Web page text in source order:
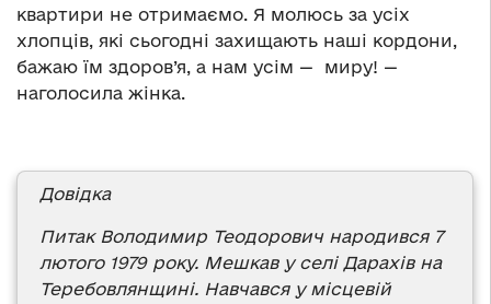
квартири не отримаємо. Я молюсь за усіх
хлопців, які сьогодні захищають наші кордони,
бажаю їм здоров’я, а нам усім — миру! —
наголосила жінка.
Довідка
Питак Володимир Теодорович народився 7
лютого 1979 року. Мешкав у селі Дарахів на
Теребовлянщині. Навчався у місцевій